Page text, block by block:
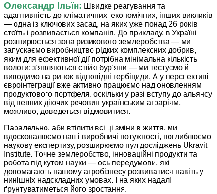
Олександр Ільїн: Швидке реагування та
адаптивність до кліматичних, економічних, інших викликів
— одна із ключових засад, на яких уже понад 26 років
стоїть і розвивається компанія. До прикладу, в Україні
розширюється зона ризикового землеробства — ми
запускаємо виробництво рідких комплексних добрив,
яким для ефективної дії потрібна мінімальна кількість
вологи; з’являються стійкі бур’яни — ми тестуємо й
виводимо на ринок відповідні гербіциди. А у перспективі
євроінтеграції вже активно працюємо над оновленням
продуктового портфеля, оскільки у разі вступу до альянсу
від певних діючих речовин українським аграріям,
можливо, доведеться відмовитися.
Паралельно, аби втілити всі ці зміни в життя, ми
вдосконалюємо наші виробничі потужності, поглиблюємо
наукову експертизу, розширюємо пул досліджень Ukravit
Institute. Точне землеробство, інноваційні продукти та
робота під кутом науки — ось передумови, які
допомагають нашому агробізнесу розвиватися навіть у
нинішніх надскладних умовах. І на яких надалі
ґрунтуватиметься його зростання.